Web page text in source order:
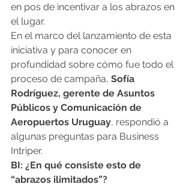
en pos de incentivar a los abrazos en
el lugar.
En el marco del lanzamiento de esta
iniciativa y para conocer en
profundidad sobre cómo fue todo el
proceso de campaña, Sofía
Rodríguez, gerente de Asuntos
Públicos y Comunicación de
Aeropuertos Uruguay, respondió a
algunas preguntas para Business
Intriper.
BI: ¿En qué consiste esto de
“abrazos ilimitados”?